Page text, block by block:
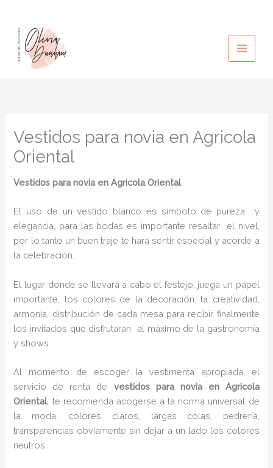
contenido
Vestidos para novia en Agricola
Oriental
Vestidos para novia en Agricola Oriental
El uso de un vestido blanco es símbolo de pureza y
elegancia, para las bodas es importante resaltar el nivel,
por lo tanto un buen traje te hará sentir especial y acorde a
la celebración.
El lugar donde se llevará a cabo el festejo, juega un papel
importante, los colores de la decoración, la creatividad,
armonía, distribución de cada mesa para recibir finalmente
los invitados que disfrutaran al máximo de la gastronomía
y shows.
Al momento de escoger la vestimenta apropiada, el
servicio de renta de vestidos para novia en Agricola
Oriental, te recomienda acogerse a la norma universal de
la moda, colores claros, largas colas, pedrería,
transparencias obviamente sin dejar a un lado los colores
neutros.